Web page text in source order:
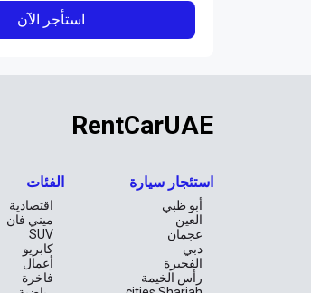
استأجر الآن
RentCarUAE
استئجار سيارة
أبو ظبي
العين
عجمان
دبي
الفجيرة
رأس الخيمة
الفئات
اقتصادية
ميني فان
SUV
كابريو
أعمال
فاخرة